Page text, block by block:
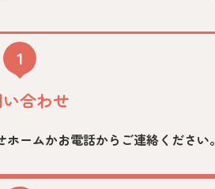
1
合わせ
ームかお電話からご連絡ください。